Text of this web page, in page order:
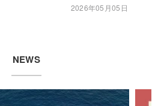
2026年05月05日
NEWS